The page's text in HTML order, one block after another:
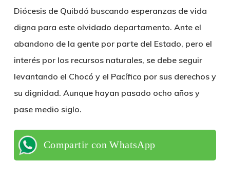
Diócesis de Quibdó buscando esperanzas de vida
digna para este olvidado departamento. Ante el
abandono de la gente por parte del Estado, pero el
interés por los recursos naturales, se debe seguir
levantando el Chocó y el Pacífico por sus derechos y
su dignidad. Aunque hayan pasado ocho años y
pase medio siglo.
Compartir con WhatsApp